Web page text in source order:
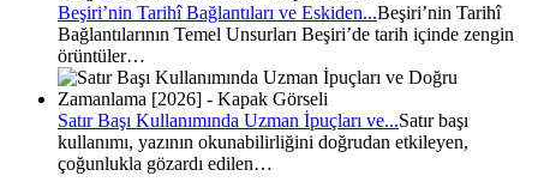
Beşiri’nin Tarihî Bağlantıları ve Eskiden...Beşiri’nin Tarihî
Bağlantılarının Temel Unsurları Beşiri’de tarih içinde zengin
örüntüler…
Satır Başı Kullanımında Uzman İpuçları ve...Satır başı
kullanımı, yazının okunabilirliğini doğrudan etkileyen,
çoğunlukla gözardı edilen…